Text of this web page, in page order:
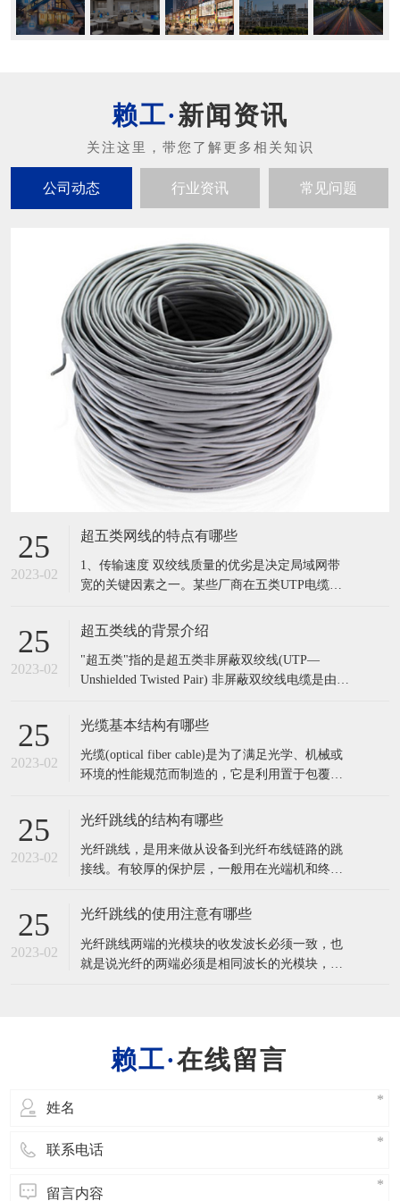
新闻资讯
公司动态 行业资讯 常见问题
25
2023-02
超五类网线的特点有哪些
1、传输速度 双绞线质量的优劣是决定局域网带
宽的关键因素之一。某些厂商在五类UTP电缆中
制假方法对一般用户来说很难辨别。这种所谓
大为10Mbps或16Mbps。一个简单的鉴别办法是用
一条双绞线
25
2023-02
超五类线的背景介绍
"超五类"指的是超五类非屏蔽双绞线(UTP—
Unshielded Twisted Pair) 非屏蔽双绞线电缆是由多
气工业协会为双绞线电缆定义的五种不同的质量
双绞线的部分性能加以改善后出现的电缆，不少
性能
25
2023-02
光缆基本结构有哪些
光缆(optical fiber cable)是为了满足光学、机械或
环境的性能规范而制造的，它是利用置于包覆护
或成组使用的通信线缆组件。光缆主要是由光导
料外皮构成，光缆内没有金、银、铜铝等金属，
一般无回收价值。
25
2023-02
光纤跳线的结构有哪些
光纤跳线，是用来做从设备到光纤布线链路的跳
接线。有较厚的保护层，一般用在光端机和终端
网、光纤数据传输以及局域网等一些领域。 光纤
器插头，用来实现光路活动连接;一端装有插头则
称为尾纤。光纤跳线（Optical
25
2023-02
光纤跳线的使用注意有哪些
光纤跳线两端的光模块的收发波长必须一致，也
就是说光纤的两端必须是相同波长的光模块，简
度弯曲和绕环，这样会增加光在传输过程的衰
在线留言